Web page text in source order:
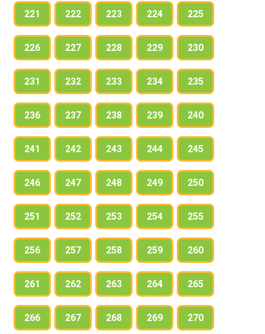
221 222 223 224 225
226 227 228 229 230
231 232 233 234 235
236 237 238 239 240
241 242 243 244 245
246 247 248 249 250
251 252 253 254 255
256 257 258 259 260
261 262 263 264 265
266 267 268 269 270